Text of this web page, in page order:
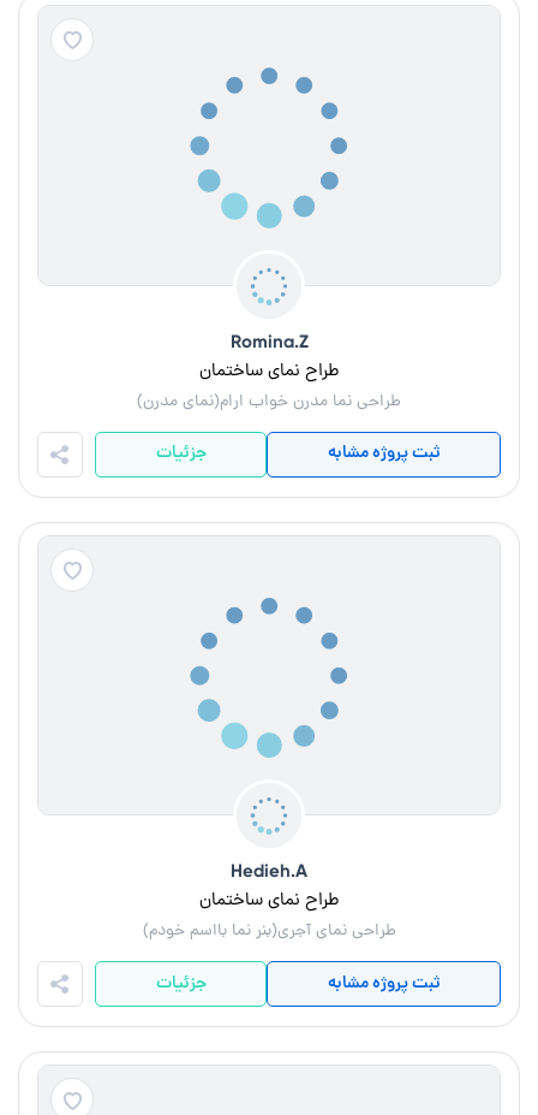
Romina.Z
طراح نمای ساختمان
طراحی نما مدرن خواب ارام(نمای مدرن)
ثبت پروژه مشابه جزئیات
Hedieh.A
طراح نمای ساختمان
طراحی نمای آجری(بنر نما بااسم خودم)
ثبت پروژه مشابه جزئیات